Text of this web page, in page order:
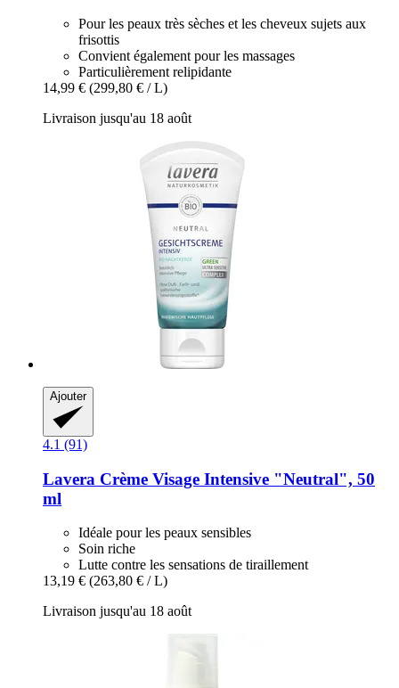
Pour les peaux très sèches et les cheveux sujets aux
frisottis
Convient également pour les massages
Particulièrement relipidante
14,99 € (299,80 € / L)
Livraison jusqu'au 18 août
Ajouter
4.1 (91)
Lavera Crème Visage Intensive "Neutral", 50
ml
Idéale pour les peaux sensibles
Soin riche
Lutte contre les sensations de tiraillement
13,19 € (263,80 € / L)
Livraison jusqu'au 18 août